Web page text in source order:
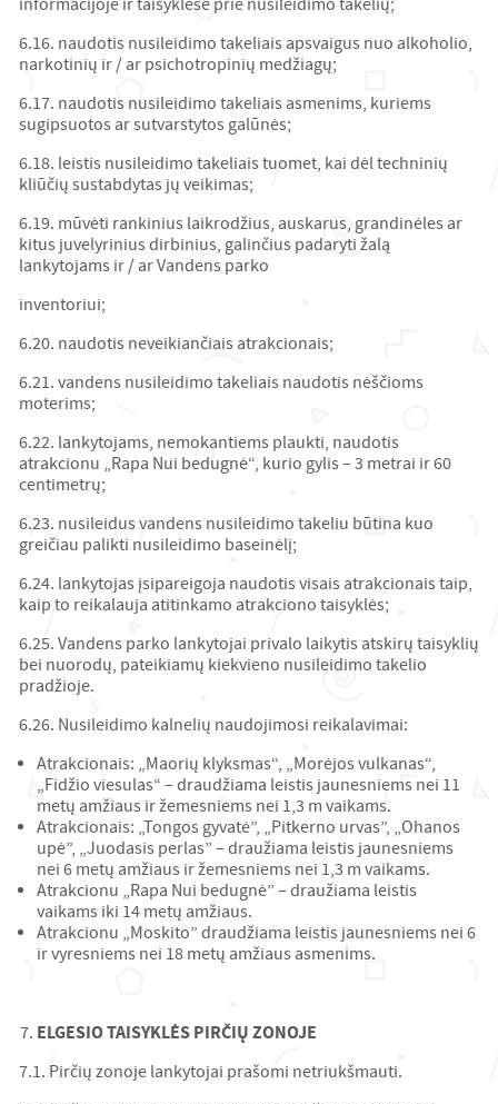
informacijoje ir taisyklėse prie nusileidimo takelių;
6.16. naudotis nusileidimo takeliais apsvaigus nuo alkoholio,
narkotinių ir / ar psichotropinių medžiagų;
6.17. naudotis nusileidimo takeliais asmenims, kuriems
sugipsuotos ar sutvarstytos galūnės;
6.18. leistis nusileidimo takeliais tuomet, kai dėl techninių
kliūčių sustabdytas jų veikimas;
6.19. mūvėti rankinius laikrodžius, auskarus, grandinėles ar
kitus juvelyrinius dirbinius, galinčius padaryti žalą
lankytojams ir / ar Vandens parko
inventoriui;
6.20. naudotis neveikiančiais atrakcionais;
6.21. vandens nusileidimo takeliais naudotis nėščioms
moterims;
6.22. lankytojams, nemokantiems plaukti, naudotis
atrakcionu „Rapa Nui bedugnė“, kurio gylis – 3 metrai ir 60
centimetrų;
6.23. nusileidus vandens nusileidimo takeliu būtina kuo
greičiau palikti nusileidimo baseinėlį;
6.24. lankytojas įsipareigoja naudotis visais atrakcionais taip,
kaip to reikalauja atitinkamo atrakciono taisyklės;
6.25. Vandens parko lankytojai privalo laikytis atskirų taisyklių
bei nuorodų, pateikiamų kiekvieno nusileidimo takelio
pradžioje.
6.26. Nusileidimo kalnelių naudojimosi reikalavimai:
Atrakcionais: „Maorių klyksmas“, „Morėjos vulkanas“,
„Fidžio viesulas“ – draudžiama leistis jaunesniems nei 11
metų amžiaus ir žemesniems nei 1,3 m vaikams.
Atrakcionais: „Tongos gyvatė”, „Pitkerno urvas”, „Ohanos
upė”, „Juodasis perlas” – draužiama leistis jaunesniems
nei 6 metų amžiaus ir žemesniems nei 1,3 m vaikams.
Atrakcionu „Rapa Nui bedugnė” – draužiama leistis
vaikams iki 14 metų amžiaus.
Atrakcionu „Moskito” draudžiama leistis jaunesniems nei 6
ir vyresniems nei 18 metų amžiaus asmenims.
ELGESIO TAISYKLĖS PIRČIŲ ZONOJE
7.1. Pirčių zonoje lankytojai prašomi netriukšmauti.